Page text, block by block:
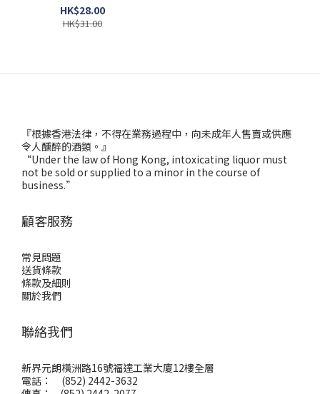
HK$28.00
HK$31.00
『根據香港法律，不得在業務過程中，向未成年人售賣或供應
令人醺醉的酒類。』
“Under the law of Hong Kong, intoxicating liquor must
not be sold or supplied to a minor in the course of
business.”
顧客服務
常見問題
送貨條款
條款及細則
關於我們
聯絡我們
新界元朗橫洲路16號福達工業大廈12樓全層
電話： (852) 2442-3632